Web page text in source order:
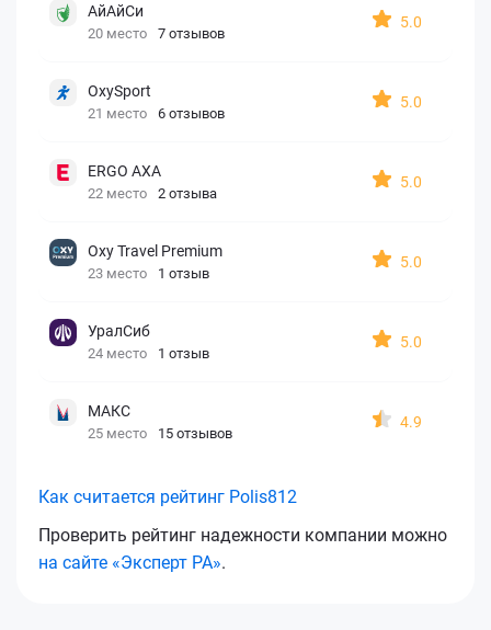
АйАйСи
20 место 7 отзывов
5.0
OxySport
21 место 6 отзывов
5.0
ERGO AXA
22 место 2 отзыва
5.0
Oxy Travel Premium
23 место 1 отзыв
5.0
УралСиб
24 место 1 отзыв
5.0
МАКС
25 место 15 отзывов
4.9
Как считается рейтинг Polis812
Проверить рейтинг надежности компании можно
на сайте «Эксперт РА».